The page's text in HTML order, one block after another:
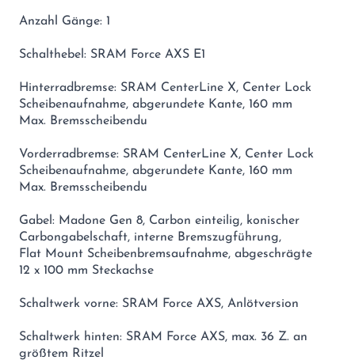
Anzahl Gänge: 1
Schalthebel: SRAM Force AXS E1
Hinterradbremse: SRAM CenterLine X, Center Lock
Scheibenaufnahme, abgerundete Kante, 160 mm
Max. Bremsscheibendu
Vorderradbremse: SRAM CenterLine X, Center Lock
Scheibenaufnahme, abgerundete Kante, 160 mm
Max. Bremsscheibendu
Gabel: Madone Gen 8, Carbon einteilig, konischer
Carbongabelschaft, interne Bremszugführung,
Flat Mount Scheibenbremsaufnahme, abgeschrägte
12 x 100 mm Steckachse
Schaltwerk vorne: SRAM Force AXS, Anlötversion
Schaltwerk hinten: SRAM Force AXS, max. 36 Z. an
größtem Ritzel